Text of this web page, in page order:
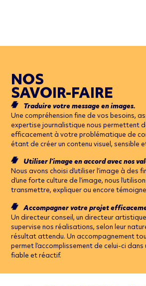
NOS
SAVOIR-FAIRE
Traduire votre message en images.
Une compréhension fine de vos besoins,
expertise journalistique nous permettent
efficacement à votre problématique de
étant de créer un contenu visuel, sensible
Utiliser l’image en accord avec nos
Nous avons choisi d’utiliser l’image à des
d’une forte culture de l’image, nous
transmettre, expliquer ou encore
Accompagner votre projet
Un directeur conseil, un directeur
supervise nos réalisations, selon leur
résultat attendu. Un accompagnement
permet l’accomplissement de celui-ci dans
fiable et réactif.